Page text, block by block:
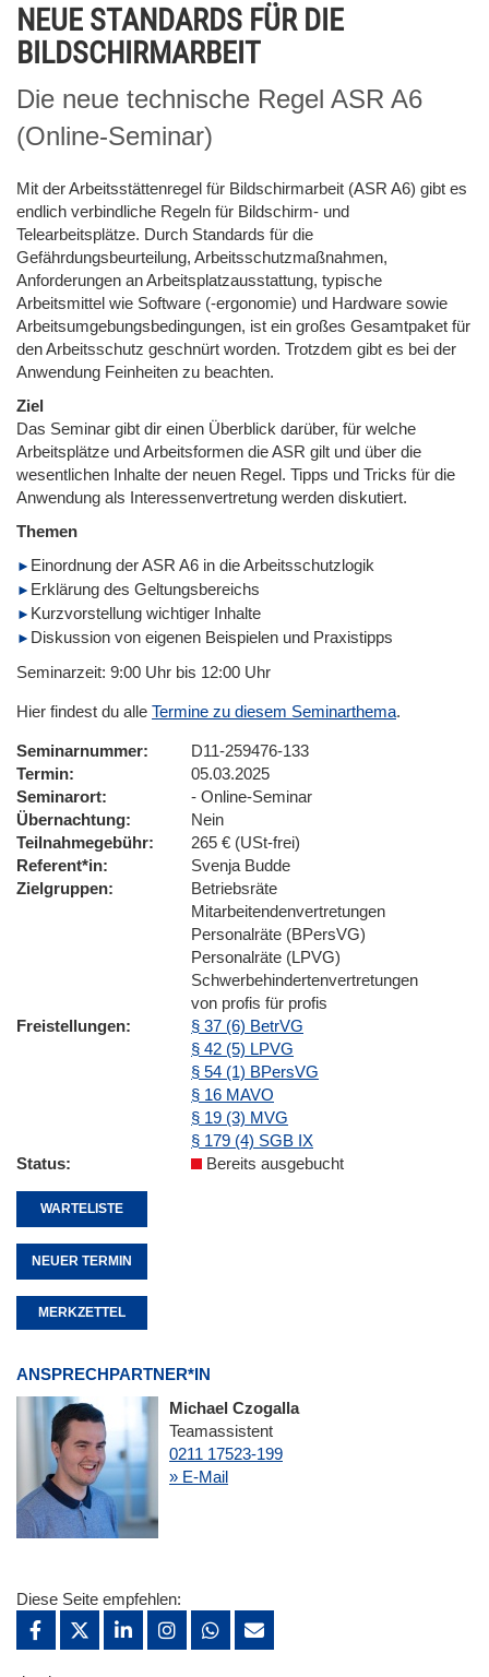
NEUE STANDARDS FÜR DIE
BILDSCHIRMARBEIT
Die neue technische Regel ASR A6
(Online-Seminar)
Mit der Arbeitsstättenregel für Bildschirmarbeit (ASR A6) gibt es
endlich verbindliche Regeln für Bildschirm- und
Telearbeitsplätze. Durch Standards für die
Gefährdungsbeurteilung, Arbeitsschutzmaßnahmen,
Anforderungen an Arbeitsplatzausstattung, typische
Arbeitsmittel wie Software (-ergonomie) und Hardware sowie
Arbeitsumgebungsbedingungen, ist ein großes Gesamtpaket für
den Arbeitsschutz geschnürt worden. Trotzdem gibt es bei der
Anwendung Feinheiten zu beachten.
Ziel
Das Seminar gibt dir einen Überblick darüber, für welche
Arbeitsplätze und Arbeitsformen die ASR gilt und über die
wesentlichen Inhalte der neuen Regel. Tipps und Tricks für die
Anwendung als Interessenvertretung werden diskutiert.
Themen
Einordnung der ASR A6 in die Arbeitsschutzlogik
Erklärung des Geltungsbereichs
Kurzvorstellung wichtiger Inhalte
Diskussion von eigenen Beispielen und Praxistipps
Seminarzeit: 9:00 Uhr bis 12:00 Uhr
Hier findest du alle Termine zu diesem Seminarthema.
Seminarnummer
D11-259476-133
Termin
05.03.2025
Seminarort
- Online-Seminar
Übernachtung
Nein
Teilnahmegebühr
265 € (USt-frei)
Referent*in
Svenja Budde
Zielgruppen
Betriebsräte
Mitarbeitendenvertretungen
Personalräte (BPersVG)
Personalräte (LPVG)
Schwerbehindertenvertretungen
von profis für profis
Freistellungen
§ 37 (6) BetrVG
§ 42 (5) LPVG
§ 54 (1) BPersVG
§ 16 MAVO
§ 19 (3) MVG
§ 179 (4) SGB IX
Status
Bereits ausgebucht
WARTELISTE
NEUER TERMIN
MERKZETTEL
ANSPRECHPARTNER*IN
Michael Czogalla
Teamassistent
0211 17523-199
» E-Mail
Diese Seite empfehlen: